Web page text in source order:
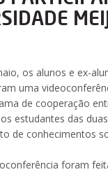
os alunos e ex-
uma
de cooperação
estudantes das
de conhecimentos
foram